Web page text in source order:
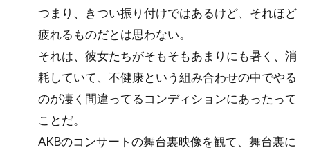
つまり、きつい振り付けではあるけど、それほど
疲れるものだとは思わない。
それは、彼女たちがそもそもあまりにも暑く、消
耗していて、不健康という組み合わせの中でやる
のが凄く間違ってるコンディションにあったって
ことだ。
AKBのコンサートの舞台裏映像を観て、舞台裏に